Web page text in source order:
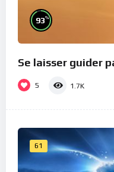
93%
Se laisser guider
5 1.7K
61